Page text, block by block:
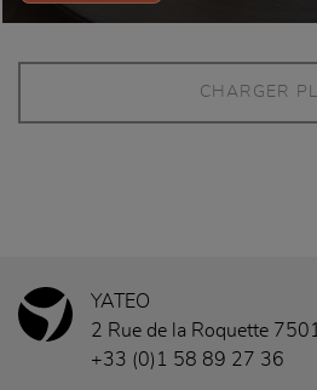
CHARGER
YATEO
2 Rue de la Roquette
+33 (0)1 58 89 27 36